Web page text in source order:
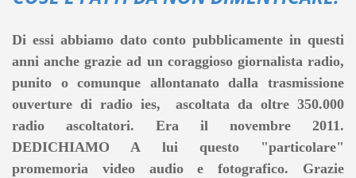
Di essi abbiamo dato conto pubblicamente in questi
anni anche grazie ad un coraggioso giornalista radio,
punito o comunque allontanato dalla trasmissione
ouverture di radio ies, ascoltata da oltre 350.000
radio ascoltatori. Era il novembre 2011.
DEDICHIAMO A lui questo "particolare"
promemoria video audio e fotografico. Grazie